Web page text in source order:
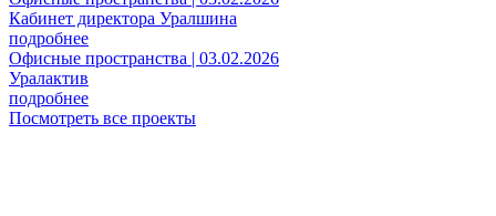
Кабинет директора Уралшина
подробнее
Офисные пространства | 03.02.2026
Уралактив
подробнее
Посмотреть все проекты